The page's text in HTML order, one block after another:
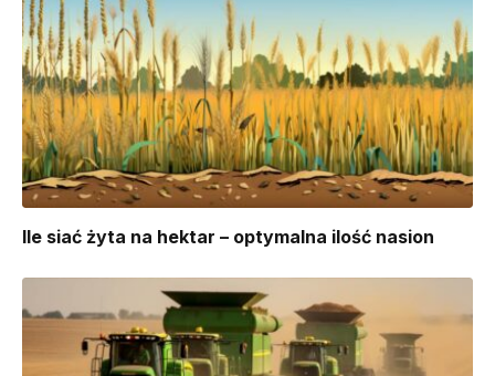
Ile siać żyta na hektar – optymalna ilość nasion